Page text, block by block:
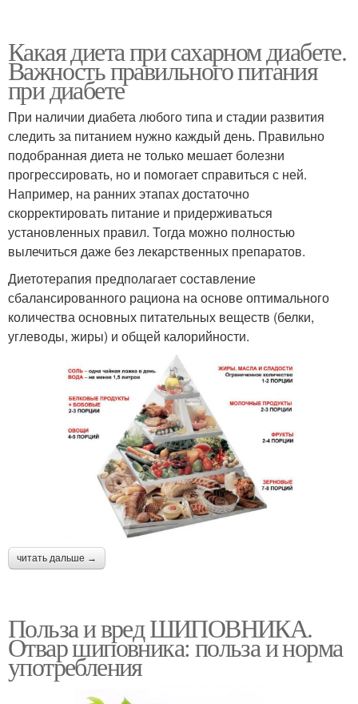
Какая диета при сахарном диабете.
Важность правильного питания
при диабете
При наличии диабета любого типа и стадии развития
следить за питанием нужно каждый день. Правильно
подобранная диета не только мешает болезни
прогрессировать, но и помогает справиться с ней.
Например, на ранних этапах достаточно
скорректировать питание и придерживаться
установленных правил. Тогда можно полностью
вылечиться даже без лекарственных препаратов.
Диетотерапия предполагает составление
сбалансированного рациона на основе оптимального
количества основных питательных веществ (белки,
углеводы, жиры) и общей калорийности.
читать дальше →
Польза и вред ШИПОВНИКА.
Отвар шиповника: польза и норма
употребления